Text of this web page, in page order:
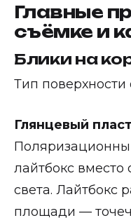
Главные
съёмке и
Блики на
Тип поверхности
Глянцевый
лайтбокс вместо
света. Лайтбокс
площади —